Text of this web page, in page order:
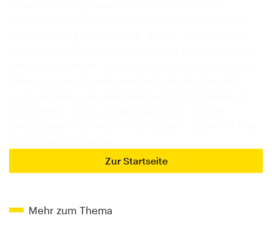
Zur Startseite
Mehr zum Thema